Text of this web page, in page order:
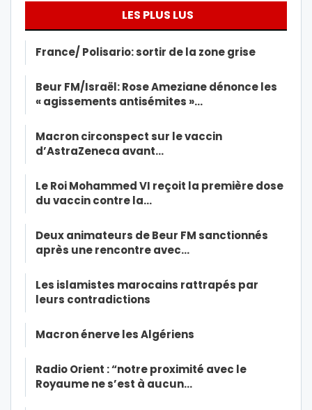
LES PLUS LUS
France/ Polisario: sortir de la zone grise
Beur FM/Israël: Rose Ameziane dénonce les
« agissements antisémites »…
Macron circonspect sur le vaccin
d’AstraZeneca avant…
Le Roi Mohammed VI reçoit la première dose
du vaccin contre la…
Deux animateurs de Beur FM sanctionnés
après une rencontre avec…
Les islamistes marocains rattrapés par
leurs contradictions
Macron énerve les Algériens
Radio Orient : “notre proximité avec le
Royaume ne s’est à aucun…